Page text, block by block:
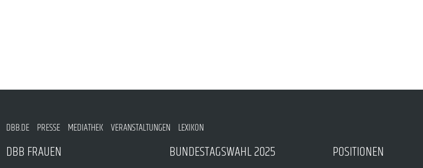
DBB.DE PRESSE MEDIATHEK VERANSTALTUNGEN LEXIKON
DBB FRAUEN BUNDESTAGSWAHL 2025 POSITIONEN